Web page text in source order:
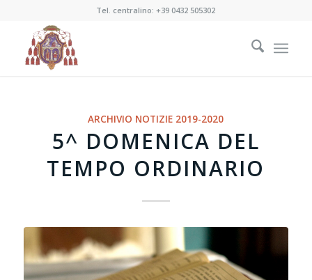
Tel. centralino:+39 0432 505302
ARCHIVIO NOTIZIE 2019-2020
5^ DOMENICA DEL
TEMPO ORDINARIO